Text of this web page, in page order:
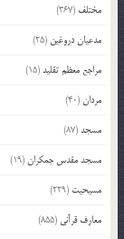
مختلف (367)
مدعیان دروغین (25)
مراجع معظم تقلید(15)
مردان(40)
مسجد(87)
مسجد مقدس جمکران(19)
مسیحیت (229)
معارف قرآنی (855)